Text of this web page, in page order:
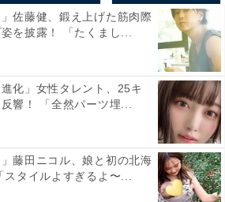
」佐藤健、鍛え上げた筋肉際
を披露！ 「たくまし...
進化」女性タレント、25キ
響！ 「全然パーツ埋...
」藤田ニコル、娘と初の北海
スタイルよすぎるよ〜...